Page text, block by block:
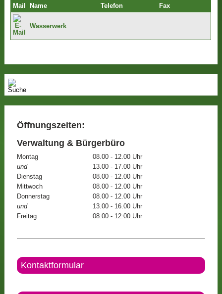
Mail Name Telefon Fax
Wasserwerk
Öffnungszeiten:
Verwaltung & Bürgerbüro
Montag
08.00 - 12.00 Uhr
und
13.00 - 17.00 Uhr
Dienstag
08.00 - 12.00 Uhr
Mittwoch
08.00 - 12.00 Uhr
Donnerstag
08.00 - 12.00 Uhr
und
13.00 - 16.00 Uhr
Freitag
08.00 - 12:00 Uhr
Kontaktformular